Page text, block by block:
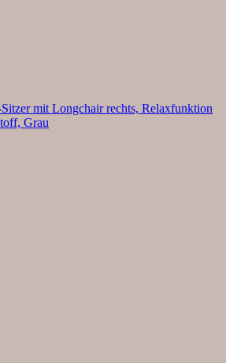
mit Longchair rechts, Relaxfunktion
Grau